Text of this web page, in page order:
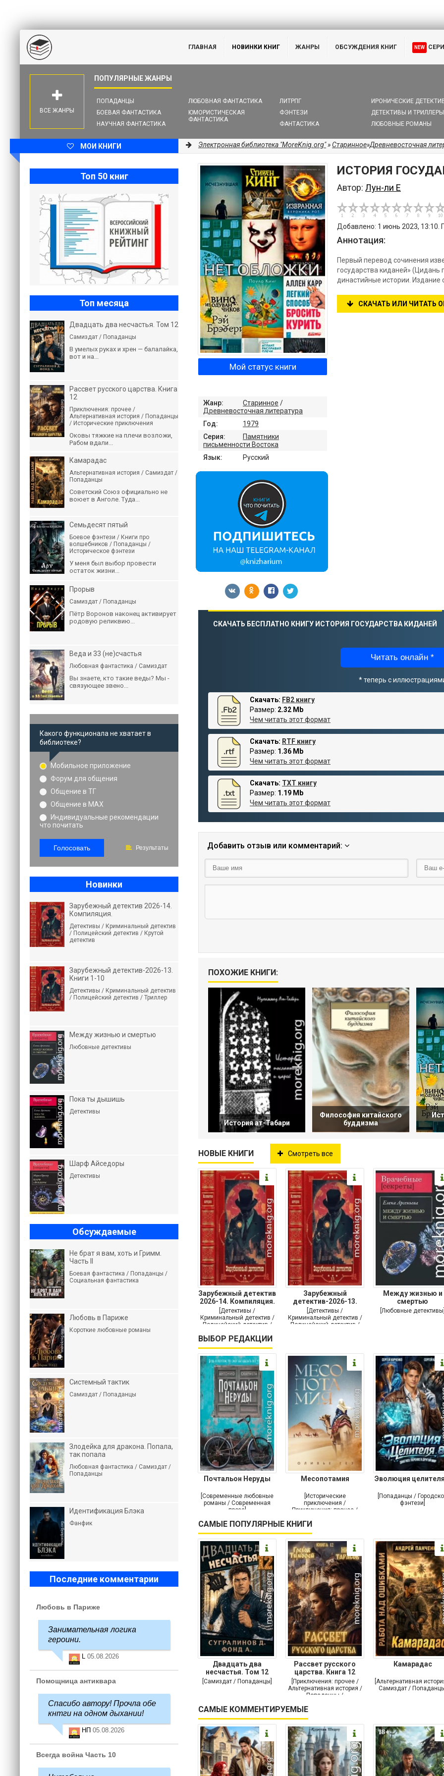
ГЛАВНАЯ НОВИНКИ КНИГ ЖАНРЫ ОБСУЖДЕНИЯ КНИГ NEW
ПОПАДАНЦЫ
БОЕВАЯ ФАНТАСТИКА
НАУЧНАЯ ФАНТАСТИКА
ЛЮБОВНАЯ ФАНТАСТИКА
ЮМОРИСТИЧЕСКАЯ
ФАНТАСТИКА
ЛИТРПГ
ФЭНТЕЗИ
ФАНТАСТИКА
ИРОНИЧЕСКИЕ
ДЕТЕКТИВЫ И ТРИЛЛЕРЫ
ЛЮБОВНЫЕ РОМАНЫ
ВСЕ ЖАНРЫ
МОИ КНИГИ Электронная библиотека "MoreKnig.org"»Старинное»Древневосточная
ИСТОРИЯ
Автор: Лун-ли Е
Добавлено: 1 июнь 2023, 13:10.
Аннотация:
Первый перевод сочинения
государства киданей»
династийные истории. Издание
СКАЧАТЬ ИЛИ ЧИТАТЬ
Мой статус книги
Жанр: Старинное /
Древневосточная литература
Год:
1979
Серия:
Памятники
письменности Востока
Язык:
Русский
СКАЧАТЬ БЕСПЛАТНО КНИГУ ИСТОРИЯ ГОСУДАРСТВА КИДАНЕЙ
Читать онлайн *
* теперь с
Скачать: FB2 книгу
Размер: 2.32 Mb
Чем читать этот формат
Скачать: RTF книгу
Размер: 1.36 Mb
Чем читать этот формат
Скачать: TXT книгу
Размер: 1.19 Mb
Чем читать этот формат
Добавить отзыв или комментарий:
ПОХОЖИЕ КНИГИ:
История ат-Табари
Философия китайского
буддизма
НОВЫЕ КНИГИ Смотреть все
Зарубежный детектив
2026-14. Компиляция.
Книги
[Детективы /
Криминальный детектив /
Полицейский детектив /
Зарубежный
детектив-2026-13.
Книги 1-10
[Детективы /
Криминальный детектив /
Полицейский детектив /
Между жизнью и
смертью
[Любовные
ВЫБОР РЕДАКЦИИ
Почтальон Неруды
[Современные любовные
романы / Современная
проза]
Месопотамия
[Исторические
приключения /
Приключения: прочее /
Историческая проза]
Эволюция
[Попаданцы /
фэнтези]
САМЫЕ ПОПУЛЯРНЫЕ КНИГИ
Двадцать два
несчастья. Том 12
[Самиздат / Попаданцы]
Рассвет русского
царства. Книга 12
[Приключения: прочее /
Альтернативная история /
Попаданцы /
приключения]
Камарадас
[Альтернативная
Самиздат /
САМЫЕ КОММЕНТИРУЕМЫЕ
Топ 50 книг
Топ месяца
Двадцать два несчастья. Том 12
Самиздат / Попаданцы
В умелых руках и хрен — балалайка,
вот и на...
Рассвет русского царства. Книга
12
Приключения: прочее /
Альтернативная история / Попаданцы
/ Исторические приключения
Оковы тяжкие на плечи возложи,
Рабом вдали...
Камарадас
Альтернативная история / Самиздат /
Попаданцы
Советский Союз официально не
воюет в Анголе. Туда...
Семьдесят пятый
Боевое фэнтези / Книги про
волшебников / Попаданцы /
Историческое фэнтези
У меня был выбор провести
остаток жизни...
Прорыв
Самиздат / Попаданцы
Пётр Воронов наконец активирует
родовую реликвию...
Веда и 33 (не)счастья
Любовная фантастика / Самиздат
Вы знаете, кто такие веды? Мы -
связующее звено...
Какого функционала не хватает в
библиотеке?
Мобильное приложение
Форум для общения
Общение в ТГ
Общение в MAX
Индивидуальные рекомендации
что почитать
Голосовать Результаты
Новинки
Зарубежный детектив 2026-14.
Компиляция.
Детективы / Криминальный детектив
/ Полицейский детектив / Крутой
детектив
Зарубежный детектив-2026-13.
Книги 1-10
Детективы / Криминальный детектив
/ Полицейский детектив / Триллер
Между жизнью и смертью
Любовные детективы
Пока ты дышишь
Детективы
Шарф Айседоры
Детективы
Обсуждаемые
Не брат я вам, хоть и Гримм.
Часть II
Боевая фантастика / Попаданцы /
Социальная фантастика
Любовь в Париже
Короткие любовные романы
Системный тактик
Самиздат / Попаданцы
Злодейка для дракона. Попала,
так попала
Любовная фантастика / Самиздат /
Попаданцы
Идентификация Блэка
Фанфик
Последние комментарии
Любовь в Париже
Занимательная логика
героини.
L 05.08.2026
Помощница антиквара
Спасибо автору! Прочла обе
кнтги на одном дыхании!
НП 05.08.2026
Всегда война Часть 10